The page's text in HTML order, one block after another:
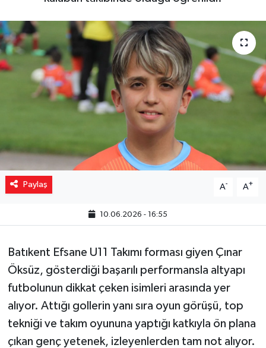
Paylaş A- A+
10.06.2026 - 16:55
Batıkent Efsane U11 Takımı forması giyen Çınar
Öksüz, gösterdiği başarılı performansla altyapı
futbolunun dikkat çeken isimleri arasında yer
alıyor. Attığı gollerin yanı sıra oyun görüşü, top
tekniği ve takım oyununa yaptığı katkıyla ön plana
çıkan genç yetenek, izleyenlerden tam not alıyor.
Yaşam
Resmi ilanlar